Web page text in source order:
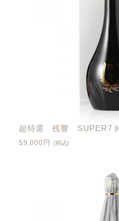
超特選 残響 SUPER7
59,000円 (税込)